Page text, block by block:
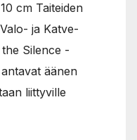
cm Taiteiden
ja Katve-
Silence -
äänen
liittyville